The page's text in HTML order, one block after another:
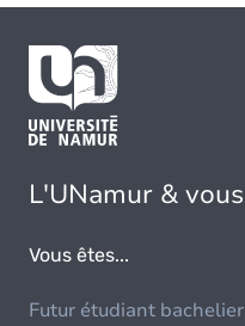
L'UNamur & vous
Vous êtes...
Futur étudiant bachelier